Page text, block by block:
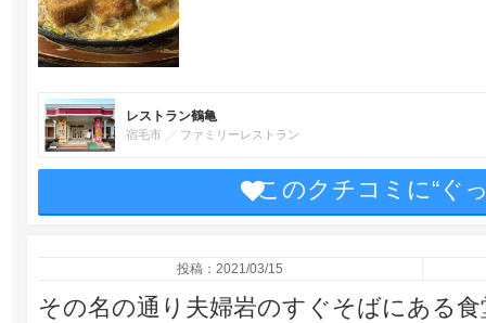
レストラン鶴亀
宿毛市 ファミリーレストラン
このクチコミに“ぐ
投稿：2021/03/15
その名の通り夫婦岩のすぐそばにある